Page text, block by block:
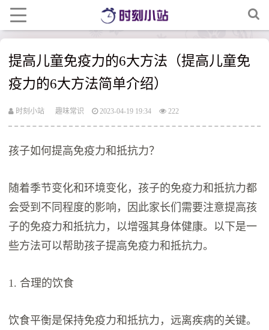
提高儿童免疫力的6大方法（提高儿童免
疫力的6大方法简单介绍）
时刻小站 趣味常识 2023-04-19 19:34 222
孩子如何提高免疫力和抵抗力？
随着季节变化和环境变化，孩子的免疫力和抵抗力都
会受到不同程度的影响，因此家长们需要注意提高孩
子的免疫力和抵抗力，以增强其身体健康。以下是一
些方法可以帮助孩子提高免疫力和抵抗力。
1. 合理的饮食
饮食平衡是保持免疫力和抵抗力，远离疾病的关键。